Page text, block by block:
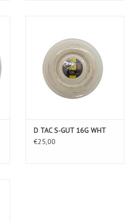
D TAC S-GUT 16G WHT
€25,00